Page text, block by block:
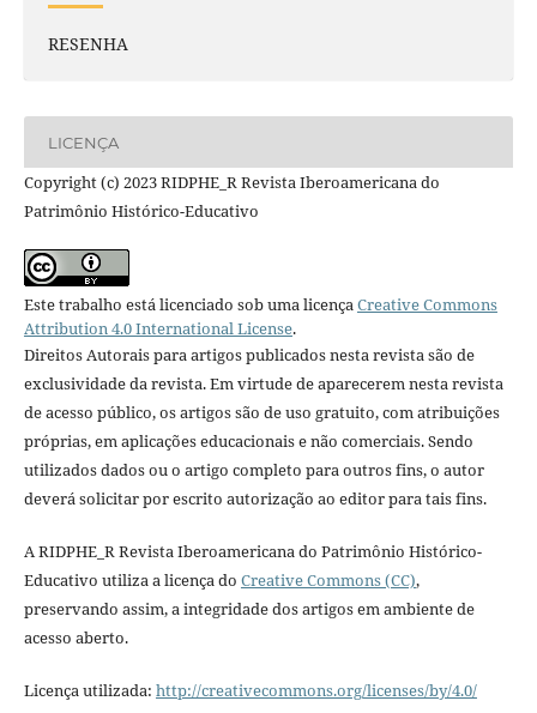
RESENHA
LICENÇA
Copyright (c) 2023 RIDPHE_R Revista Iberoamericana do
Patrimônio Histórico-Educativo
Este trabalho está licenciado sob uma licençaCreative Commons
Attribution 4.0 International License.
Direitos Autorais para artigos publicados nesta revista são de
exclusividade da revista. Em virtude de aparecerem nesta revista
de acesso público, os artigos são de uso gratuito, com atribuições
próprias, em aplicações educacionais e não comerciais. Sendo
utilizados dados ou o artigo completo para outros fins, o autor
deverá solicitar por escrito autorização ao editor para tais fins.
A RIDPHE_R Revista Iberoamericana do Patrimônio Histórico-
Educativo utiliza a licença do Creative Commons (CC),
preservando assim, a integridade dos artigos em ambiente de
acesso aberto.
Licença utilizada: http://creativecommons.org/licenses/by/4.0/